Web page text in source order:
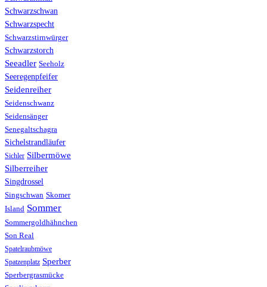
Schwarzschwan
Schwarzspecht
Schwarzstirnwürger
Schwarzstorch
Seeadler Seeholz
Seeregenpfeifer
Seidenreiher
Seidenschwanz
Seidensänger
Senegaltschagra
Sichelstrandläufer
Sichler Silbermöwe
Silberreiher
Singdrossel
Singschwan Skomer
Island Sommer
Sommergoldhähnchen
Son Real
Spatelraubmöwe
Spatzenplatz Sperber
Sperbergrasmücke